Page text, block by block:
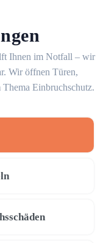
Ihnen im Notfall – wir
Wir öffnen Türen,
Thema Einbruchschutz.